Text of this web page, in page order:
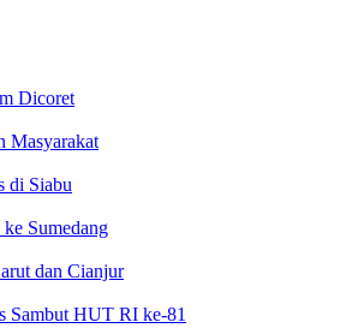
Dicoret
Masyarakat
di Siabu
Sumedang
dan Cianjur
Sambut HUT RI ke-81